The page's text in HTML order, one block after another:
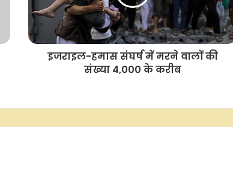
गोबरधन योजना से 40 हजार करोड़ रुपए
की विदेशी मुद्रा की होगी बचत, सृजित होंगे 1.5
लाख रोजगार: सरकार
इजराइल-हमास संघर्ष में मरने वालों की
संख्या 4,000 के करीब